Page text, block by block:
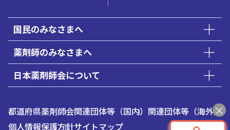
国民のみなさまへ
薬剤師のみなさまへ
日本薬剤師会について
都道府県薬剤師会関連団体等（国内） 関連団体等（海外）
個人情報保護方針サイトマップ